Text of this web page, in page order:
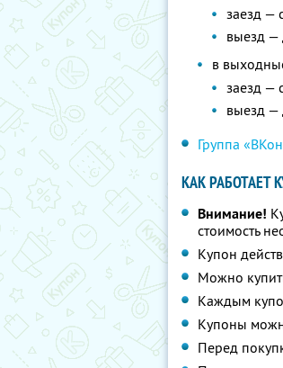
заезд —
выезд —
в
заезд —
выезд —
Группа
КАК РАБОТАЕТ
Внимание!
стоимость
Купон
Можно
Каждым
Купоны
Перед